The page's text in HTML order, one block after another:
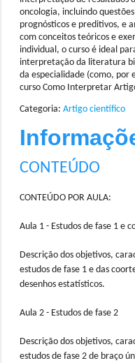
oncologia, incluindo
prognósticos e preditivos, e
com conceitos teóricos e
individual, o curso é ideal
interpretação da literatura
da especialidade (como, por
curso Como Interpretar
Categoria:Artigo científico
CONTEÚDO
CONTEÚDO POR AULA:
Aula 1 - Estudos de fase 1 e
Descrição dos objetivos,
estudos de fase 1 e das
desenhos estatísticos.
Aula 2 - Estudos de fase 2
Descrição dos objetivos,
estudos de fase 2 de braço